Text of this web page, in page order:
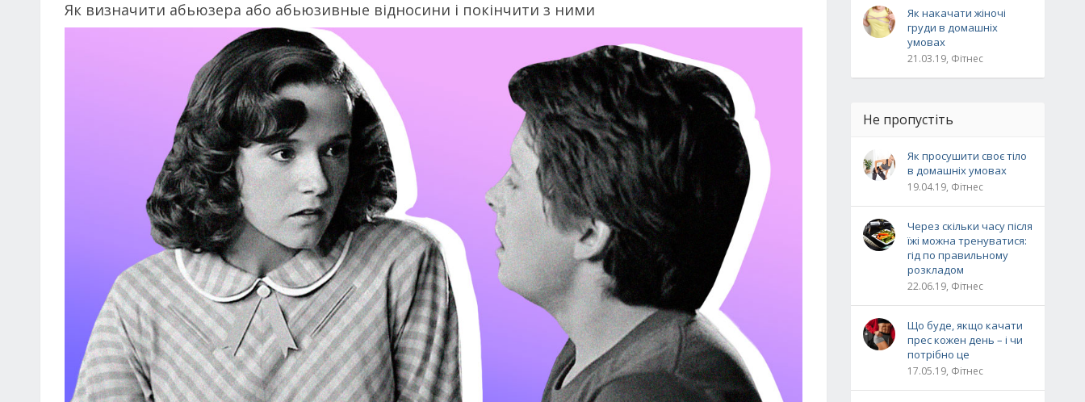
Як визначити абьюзера або абьюзивные відносини і покінчити з ними
Як накачати жіночі
груди в домашніх
умовах
21.03.19, Фітнес
Не пропустіть
Як просушити своє тіло
в домашніх умовах
19.04.19, Фітнес
Через скільки часу після
їжі можна тренуватися:
гід по правильному
розкладом
22.06.19, Фітнес
Що буде, якщо качати
прес кожен день – і чи
потрібно це
17.05.19, Фітнес